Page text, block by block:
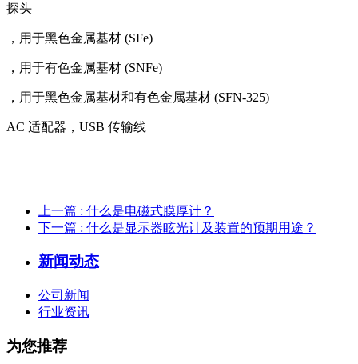
探头
，用于黑色金属基材 (SFe)
，用于有色金属基材 (SNFe)
，用于黑色金属基材和有色金属基材 (SFN-325)
AC 适配器，USB 传输线
上一篇 : 什么是电磁式膜厚计？
下一篇 : 什么是显示器眩光计及装置的预期用途？
新闻动态
公司新闻
行业资讯
为您推荐